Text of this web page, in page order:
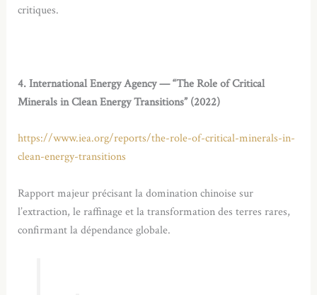
critiques.
4. International Energy Agency — “The Role of Critical
Minerals in Clean Energy Transitions” (2022)
https://www.iea.org/reports/the-role-of-critical-minerals-in-
clean-energy-transitions
Rapport majeur précisant la domination chinoise sur
l’extraction, le raffinage et la transformation des terres rares,
confirmant la dépendance globale.